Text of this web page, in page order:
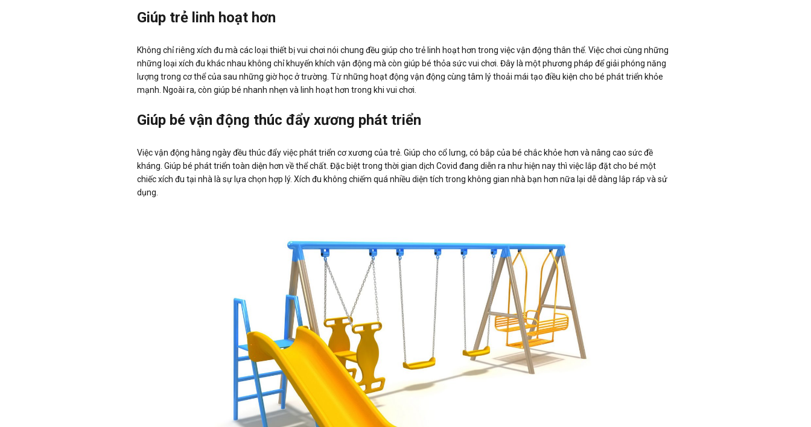
Giúp trẻ linh hoạt hơn
Không chỉ riêng xích đu mà các loại thiết bị vui chơi nói chung đều giúp cho trẻ linh hoạt hơn trong việc vận động thân thể. Việc chơi cùng những
những loại xích đu khác nhau không chỉ khuyến khích vận động mà còn giúp bé thỏa sức vui chơi. Đây là một phương pháp để giải phóng năng
lượng trong cơ thể của sau những giờ học ở trường. Từ những hoạt động vận động cùng tâm lý thoải mái tạo điều kiện cho bé phát triển khỏe
mạnh. Ngoài ra, còn giúp bé nhanh nhẹn và linh hoạt hơn trong khi vui chơi.
Giúp bé vận động thúc đẩy xương phát triển
Việc vận động hằng ngày đều thúc đẩy việc phát triển cơ xương của trẻ. Giúp cho cổ lưng, có bắp của bé chắc khỏe hơn và nâng cao sức đề
kháng. Giúp bé phát triển toàn diện hơn về thể chất. Đặc biệt trong thời gian dịch Covid đang diễn ra như hiện nay thì việc lắp đặt cho bé một
chiếc xích đu tại nhà là sự lựa chọn hợp lý. Xích đu không chiếm quá nhiều diện tích trong không gian nhà bạn hơn nữa lại dễ dàng lắp ráp và sử
dụng.